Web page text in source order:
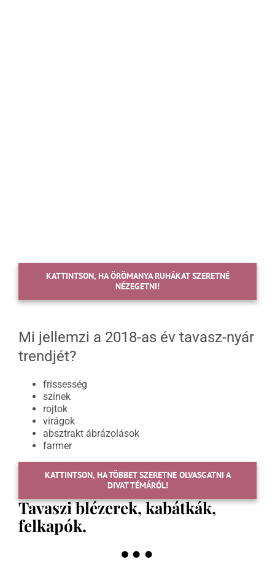
KATTINTSON, HA ÖRÖMANYA RUHÁKAT SZERETNÉ
NÉZEGETNI!
Mi jellemzi a 2018-as év tavasz-nyár
trendjét?
frissesség
színek
rojtok
virágok
absztrakt ábrázolások
farmer
KATTINTSON, HA TÖBBET SZERETNE OLVASGATNI A
DIVAT TÉMÁRÓL!
Tavaszi blézerek, kabátkák,
felkapók.